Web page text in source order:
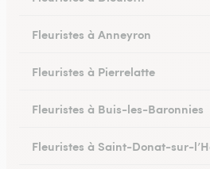
Fleuristes à Anneyron
Fleuristes à Pierrelatte
Fleuristes à Buis-les-Baronnies
Fleuristes à Saint-Donat-sur-